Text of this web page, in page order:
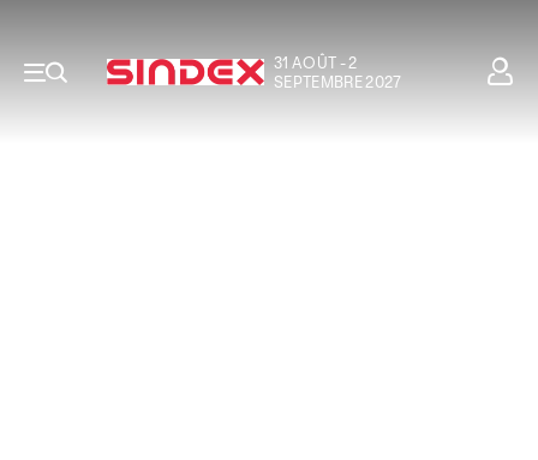
31 AOÛT - 2
SEPTEMBRE 2027